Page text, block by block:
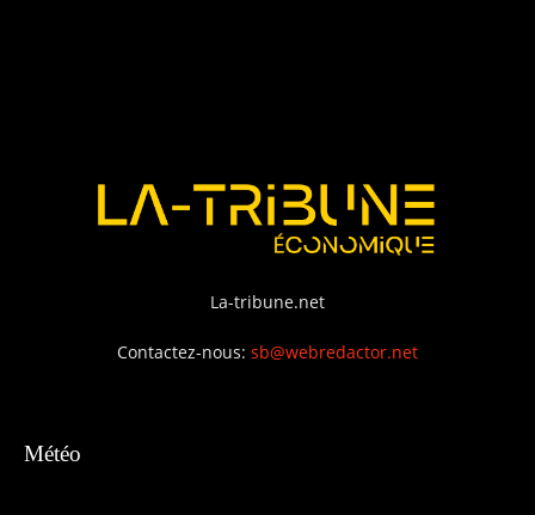
La-tribune.net
Contactez-nous: sb@webredactor.net
Météo